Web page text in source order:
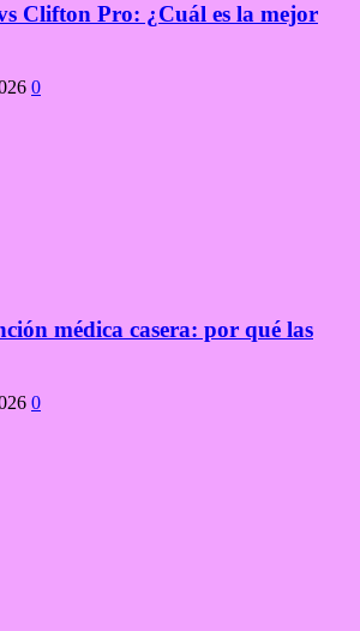
Clifton Pro: ¿Cuál es la mejor
0
médica casera: por qué las
0